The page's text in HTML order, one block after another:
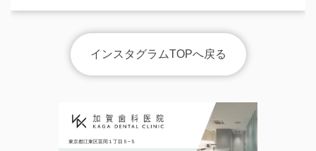
インスタグラムTOPへ戻る
東京都江東区富岡１丁目５−５